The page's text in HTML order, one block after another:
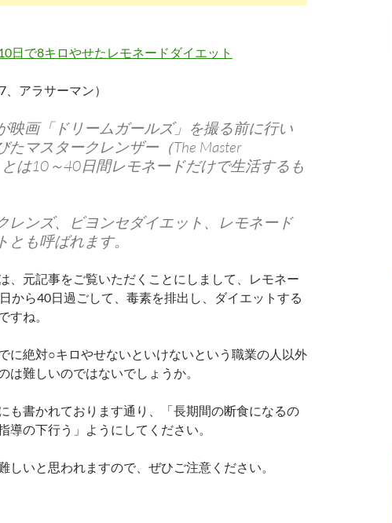
日で8キロやせたレモネードダイエット
、アラサーマン）
映画「ドリームガールズ」を撮る前に行い
たマスタークレンザー（The Master
とは10～40日間レモネードだけで生活するも
レンズ、ビヨンセダイエット、レモネード
とも呼ばれます。
、元記事をご覧いただくことにしまして、レモネー
から40日過ごして、毒素を排出し、ダイエットする
すね。
に絶対○キロやせないといけないという職業の人以外
は難しいのではないでしょうか。
も書かれております通り、「長期間の断食になるの
導の下行う」ようにしてください。
しいと思われますので、ぜひご注意ください。